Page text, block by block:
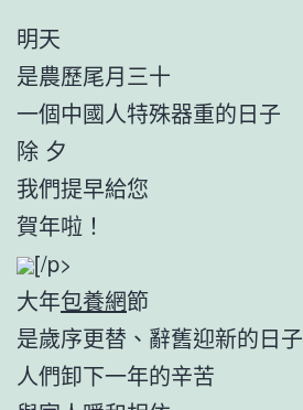
明天
是農歷尾月三十
一個中國人特殊器重的日子
除 夕
我們提早給您
賀年啦！
[/p>
大年包養網節
是歲序更替、辭舊迎新的日子
人們卸下一年的辛苦